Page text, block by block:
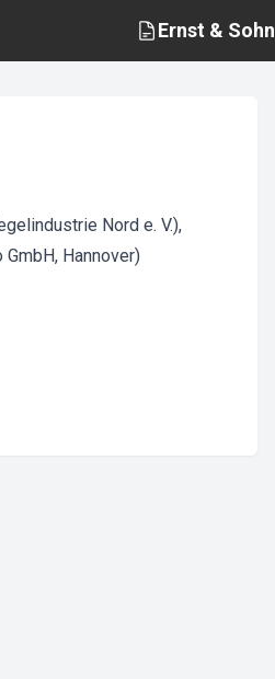
Ernst & Sohn
Nord e. V.),
Hannover)